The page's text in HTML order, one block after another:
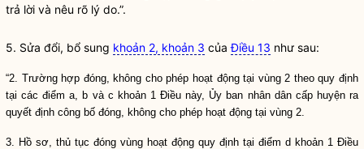
trả lời và nêu rõ lý do.”.
5. Sửa đổi, bổ sung khoản 2, khoản 3 củaĐiều 13 như sau:
“2. Trường hợp đóng, không cho phép hoạt động tại vùng 2 theo quy định
tại các điểm a, b và c khoản 1 Điều này, Ủy ban nhân dân cấp huyện ra
quyết định công bố đóng, không cho phép hoạt động tại vùng 2.
3. Hồ sơ, thủ tục đóng vùng hoạt động quy định tại điểm d khoản 1 Điều